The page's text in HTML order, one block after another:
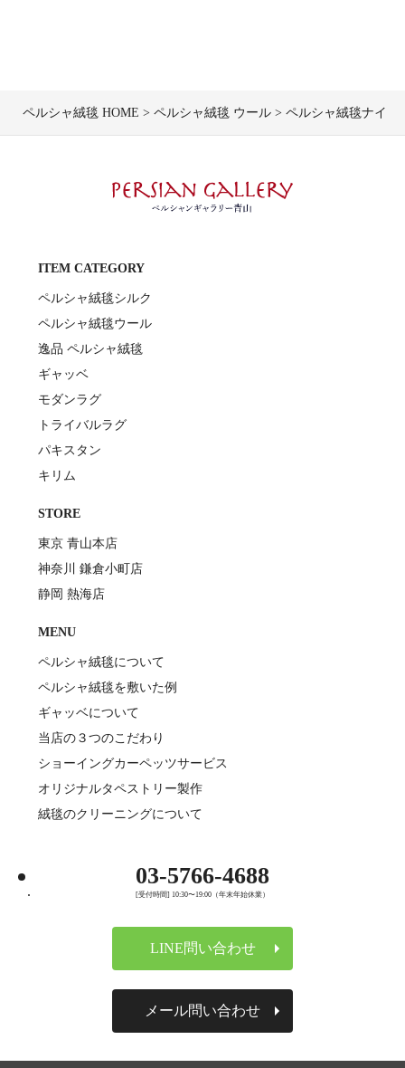
ペルシャ絨毯 HOME ペルシャ絨毯 ウール ペルシャ絨毯ナイン
ITEM CATEGORY
ペルシャ絨毯シルク
ペルシャ絨毯ウール
逸品 ペルシャ絨毯
ギャッベ
モダンラグ
トライバルラグ
パキスタン
キリム
STORE
東京 青山本店
神奈川 鎌倉小町店
静岡 熱海店
MENU
ペルシャ絨毯について
ペルシャ絨毯を敷いた例
ギャッベについて
当店の３つのこだわり
ショーイングカーペッツサービス
オリジナルタペストリー製作
絨毯のクリーニングについて
03-5766-4688
[受付時間] 10:30〜19:00（年末年始休業）
LINE問い合わせ
メール問い合わせ